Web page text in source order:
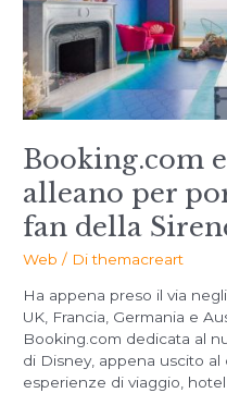
Booking.com
alleano per
fan della
Web / Dithemacreart
Ha appena preso il via
UK, Francia, Germania e
Booking.com dedicata al
di Disney, appena uscito
esperienze di viaggio,